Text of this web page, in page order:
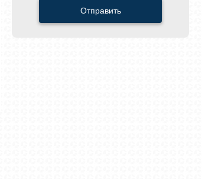
Отправить